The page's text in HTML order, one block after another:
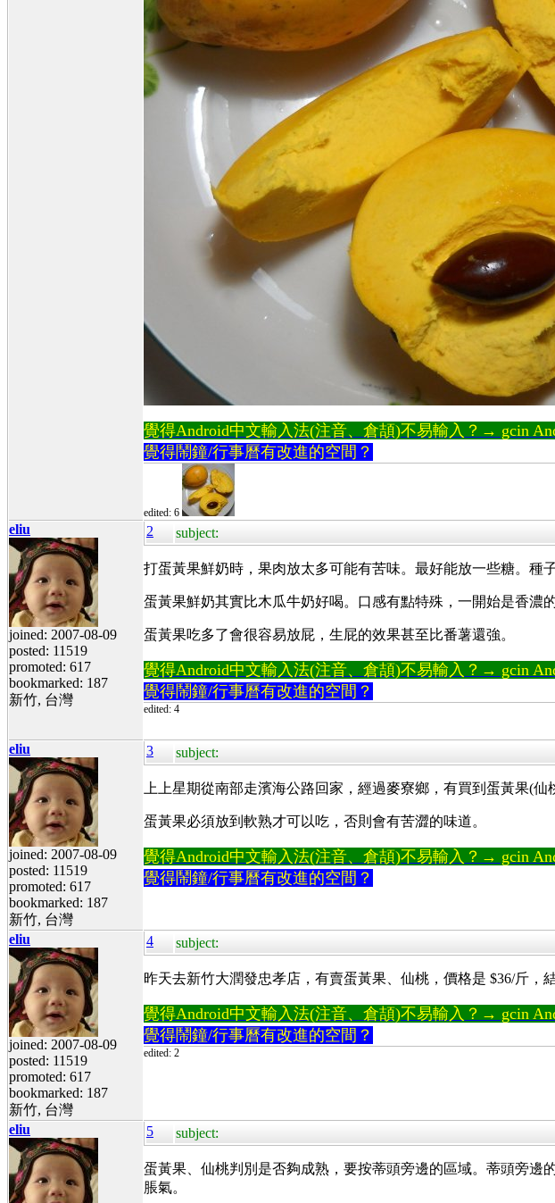
覺得Android中文輸入法(注音、倉頡)不易輸入？→ gcin
覺得鬧鐘/行事曆有改進的空間？
edited: 6
eliu
joined: 2007-08-09
posted: 11519
promoted: 617
bookmarked: 187
新竹, 台灣
2 subject:
打蛋黃果鮮奶時，果肉放太多可能有苦味。最好能放一些糖。種
蛋黃果鮮奶其實比木瓜牛奶好喝。口感有點特殊，一開始是香濃
蛋黃果吃多了會很容易放屁，生屁的效果甚至比番薯還強。
覺得Android中文輸入法(注音、倉頡)不易輸入？→ gcin
覺得鬧鐘/行事曆有改進的空間？
edited: 4
eliu
joined: 2007-08-09
posted: 11519
promoted: 617
bookmarked: 187
新竹, 台灣
3 subject:
上上星期從南部走濱海公路回家，經過麥寮鄉，有買到蛋黃果(仙
蛋黃果必須放到軟熟才可以吃，否則會有苦澀的味道。
覺得Android中文輸入法(注音、倉頡)不易輸入？→ gcin
覺得鬧鐘/行事曆有改進的空間？
eliu
joined: 2007-08-09
posted: 11519
promoted: 617
bookmarked: 187
新竹, 台灣
4 subject:
昨天去新竹大潤發忠孝店，有賣蛋黃果、仙桃，價格是 $36/斤，
覺得Android中文輸入法(注音、倉頡)不易輸入？→ gcin
覺得鬧鐘/行事曆有改進的空間？
edited: 2
eliu 5 subject:
蛋黃果、仙桃判別是否夠成熟，要按蒂頭旁邊的區域。蒂頭旁
脹氣。